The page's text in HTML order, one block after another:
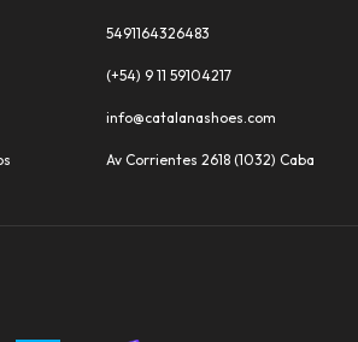
5491164326483
(+54) 9 11 59104217
info@catalanashoes.com
Av Corrientes 2618 (1032) Caba